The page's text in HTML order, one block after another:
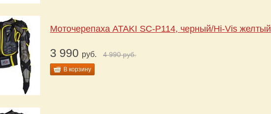
Моточерепаха ATAKI SC-P114, черный/Hi-Vis желтый
3 990 руб. 4 990руб.
В корзину